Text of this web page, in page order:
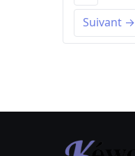
Suivant →